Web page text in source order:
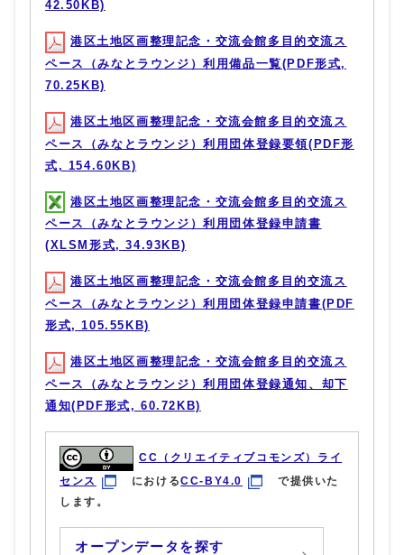
42.50KB)
港区土地区画整理記念・交流会館多目的交流ス
ペース（みなとラウンジ）利用備品一覧(PDF形式,
70.25KB)
港区土地区画整理記念・交流会館多目的交流ス
ペース（みなとラウンジ）利用団体登録要領(PDF形
式, 154.60KB)
港区土地区画整理記念・交流会館多目的交流ス
ペース（みなとラウンジ）利用団体登録申請書
(XLSM形式, 34.93KB)
港区土地区画整理記念・交流会館多目的交流ス
ペース（みなとラウンジ）利用団体登録申請書(PDF
形式, 105.55KB)
港区土地区画整理記念・交流会館多目的交流ス
ペース（みなとラウンジ）利用団体登録通知、却下
通知(PDF形式, 60.72KB)
CC（クリエイティブコモンズ）ライ
センス
におけるCC-BY4.0
で提供いた
します。
オープンデータを探す